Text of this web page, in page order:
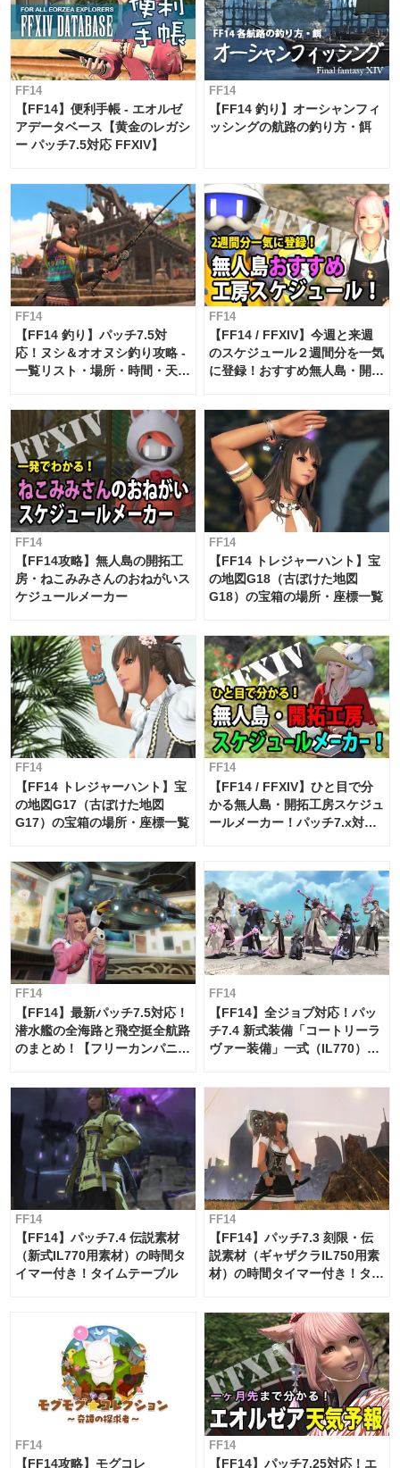
FF14
【FF14】便利手帳 - エオルゼ
アデータベース【黄金のレガシ
ー パッチ7.5対応 FFXIV】
FF14
【FF14 釣り】オーシャンフィ
ッシングの航路の釣り方・餌
FF14
【FF14 釣り】パッチ7.5対
応！ヌシ＆オオヌシ釣り攻略 -
一覧リスト・場所・時間・天
FF14
【FF14 / FFXIV】今週と来週
のスケジュール２週間分を一気
に登録！おすすめ無人島・開拓
FF14
【FF14攻略】無人島の開拓工
房・ねこみみさんのおねがいス
ケジュールメーカー
FF14
【FF14 トレジャーハント】宝
の地図G18（古ぼけた地図
G18）の宝箱の場所・座標一覧
FF14
【FF14 トレジャーハント】宝
の地図G17（古ぼけた地図
G17）の宝箱の場所・座標一覧
FF14
【FF14 / FFXIV】ひと目で分
かる無人島・開拓工房スケジュ
ールメーカー！パッチ7.x対応
FF14
【FF14】最新パッチ7.5対応！
潜水艦の全海路と飛空挺全航路
のまとめ！【フリーカンパニ
FF14
【FF14】全ジョブ対応！パッ
チ7.4 新式装備「コートリーラ
ヴァー装備」一式（IL770）の
FF14
【FF14】パッチ7.4 伝説素材
（新式IL770用素材）の時間タ
イマー付き！タイムテーブル
FF14
【FF14】パッチ7.3 刻限・伝
説素材（ギャザクラIL750用素
材）の時間タイマー付き！タイ
FF14
【FF14攻略】モグコレ
FF14
【FF14】パッチ7.25対応！エ